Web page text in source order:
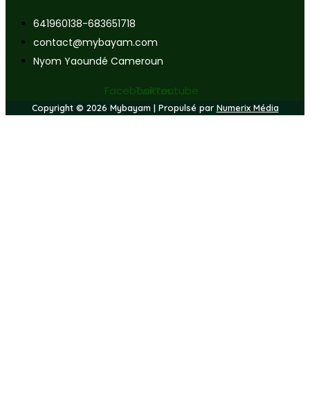
641960138-683651718
contact@mybayam.com
Nyom Yaoundé Cameroun
Facebook
TwitterYoutube
Copyright © 2026 Mybayam | Propulsé par Numerix Média